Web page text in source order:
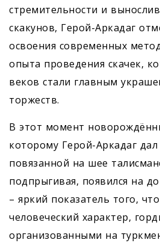
стремительности и
скакунов, Герой-Аркадаг
освоения современных
опыта проведения скачек,
веков стали главным
торжеств.
В этот момент
которому Герой-Аркадаг
повязанной на шее
подпрыгивая, появился на
– яркий показатель того,
человеческий характер,
организованными на